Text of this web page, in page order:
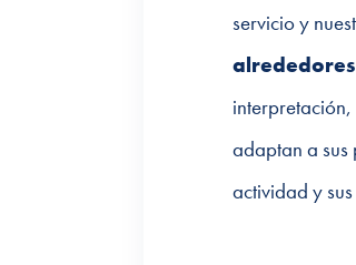
servicio y
alrededores
adaptan a sus
actividad y